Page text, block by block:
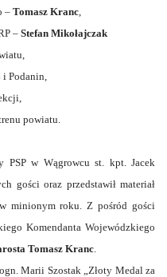
– Tomasz Kranc
– Stefan Mikołajczak
Podanin,
powiatu.
PSP w Wągrowcu st. kpt. Jacek
gości oraz przedstawił materiał
minionym roku. Z pośród gości
Komendanta Wojewódzkiego
Tomasz Kranc
Marii Szostak „Złoty Medal za